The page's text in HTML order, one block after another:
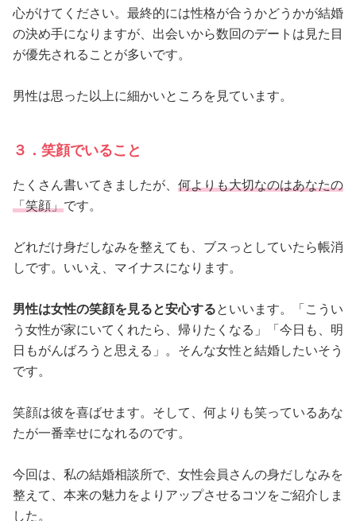
心がけてください。最終的には性格が合うかどうかが結婚
の決め手になりますが、出会いから数回のデートは見た目
が優先されることが多いです。
男性は思った以上に細かいところを見ています。
３．笑顔でいること
たくさん書いてきましたが、 何よりも大切なのはあなたの
「笑顔」です。
どれだけ身だしなみを整えても、ブスっとしていたら帳消
しです。いいえ、マイナスになります。
男性は女性の笑顔を見ると安心するといいます。「こうい
う女性が家にいてくれたら、帰りたくなる」「今日も、明
日もがんばろうと思える」。そんな女性と結婚したいそう
です。
笑顔は彼を喜ばせます。そして、何よりも笑っているあな
たが一番幸せになれるのです。
今回は、私の結婚相談所で、女性会員さんの身だしなみを
整えて、本来の魅力をよりアップさせるコツをご紹介しま
した。